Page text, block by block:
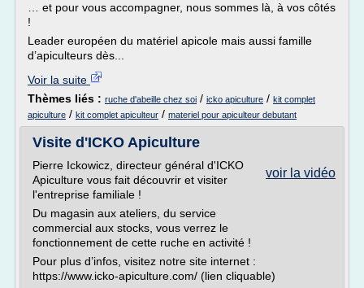
… et pour vous accompagner, nous sommes là, à vos côtés
!
Leader européen du matériel apicole mais aussi famille
d’apiculteurs dès...
Voir la suite
Thèmes liés : ruche d'abeille chez soi / icko apiculture / kit complet
apiculture / kit complet apiculteur / materiel pour apiculteur debutant
Visite d'ICKO Apiculture
voir la vidéo
Pierre Ickowicz, directeur général d'ICKO
Apiculture vous fait découvrir et visiter
l'entreprise familiale !
Du magasin aux ateliers, du service
commercial aux stocks, vous verrez le
fonctionnement de cette ruche en activité !
Pour plus d’infos, visitez notre site internet :
https://www.icko-apiculture.com/ (lien cliquable)